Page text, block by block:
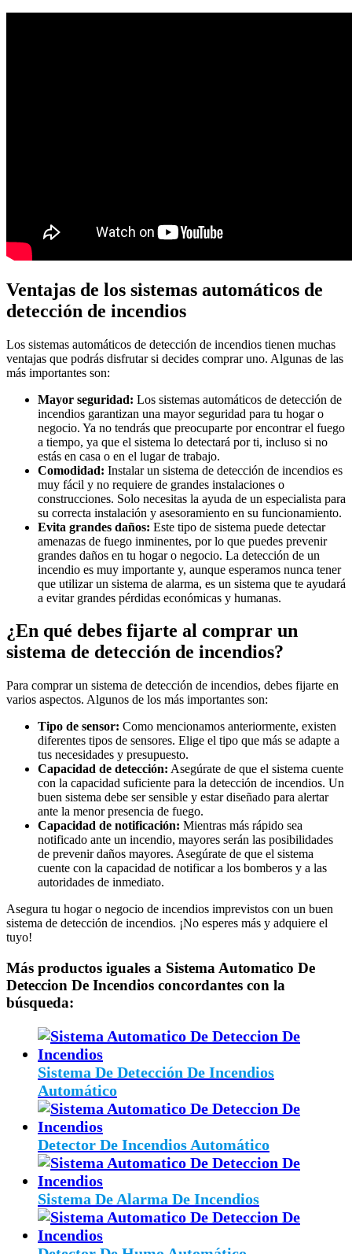
Ventajas de los sistemas automáticos de
detección de incendios
Los sistemas automáticos de detección de incendios tienen muchas
ventajas que podrás disfrutar si decides comprar uno. Algunas de las
más importantes son:
Mayor seguridad: Los sistemas automáticos de detección de
incendios garantizan una mayor seguridad para tu hogar o
negocio. Ya no tendrás que preocuparte por encontrar el fuego
a tiempo, ya que el sistema lo detectará por ti, incluso si no
estás en casa o en el lugar de trabajo.
Comodidad: Instalar un sistema de detección de incendios es
muy fácil y no requiere de grandes instalaciones o
construcciones. Solo necesitas la ayuda de un especialista para
su correcta instalación y asesoramiento en su funcionamiento.
Evita grandes daños: Este tipo de sistema puede detectar
amenazas de fuego inminentes, por lo que puedes prevenir
grandes daños en tu hogar o negocio. La detección de un
incendio es muy importante y, aunque esperamos nunca tener
que utilizar un sistema de alarma, es un sistema que te ayudará
a evitar grandes pérdidas económicas y humanas.
¿En qué debes fijarte al comprar un
sistema de detección de incendios?
Para comprar un sistema de detección de incendios, debes fijarte en
varios aspectos. Algunos de los más importantes son:
Tipo de sensor: Como mencionamos anteriormente, existen
diferentes tipos de sensores. Elige el tipo que más se adapte a
tus necesidades y presupuesto.
Capacidad de detección: Asegúrate de que el sistema cuente
con la capacidad suficiente para la detección de incendios. Un
buen sistema debe ser sensible y estar diseñado para alertar
ante la menor presencia de fuego.
Capacidad de notificación: Mientras más rápido sea
notificado ante un incendio, mayores serán las posibilidades
de prevenir daños mayores. Asegúrate de que el sistema
cuente con la capacidad de notificar a los bomberos y a las
autoridades de inmediato.
Asegura tu hogar o negocio de incendios imprevistos con un buen
sistema de detección de incendios. ¡No esperes más y adquiere el
tuyo!
Más productos iguales a Sistema Automatico De
Deteccion De Incendios concordantes con la
búsqueda:
Sistema De Detección De Incendios
Automático
Detector De Incendios Automático
Sistema De Alarma De Incendios